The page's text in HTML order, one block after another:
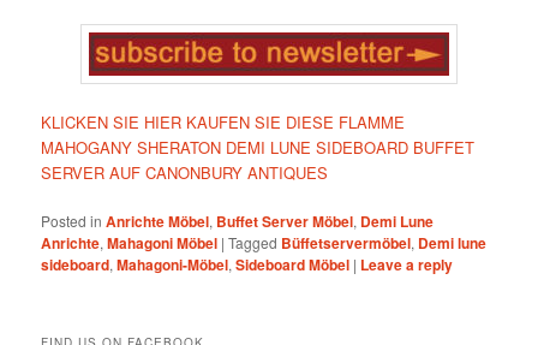
KLICKEN SIE HIER KAUFEN SIE DIESE FLAMME
MAHOGANY SHERATON DEMI LUNE SIDEBOARD BUFFET
SERVER AUF CANONBURY ANTIQUES
Posted in Anrichte Möbel, Buffet Server Möbel, Demi Lune
Anrichte,Mahagoni Möbel |Tagged Büffetservermöbel, Demi lune
sideboard,Mahagoni-Möbel,Sideboard Möbel | Leave a reply